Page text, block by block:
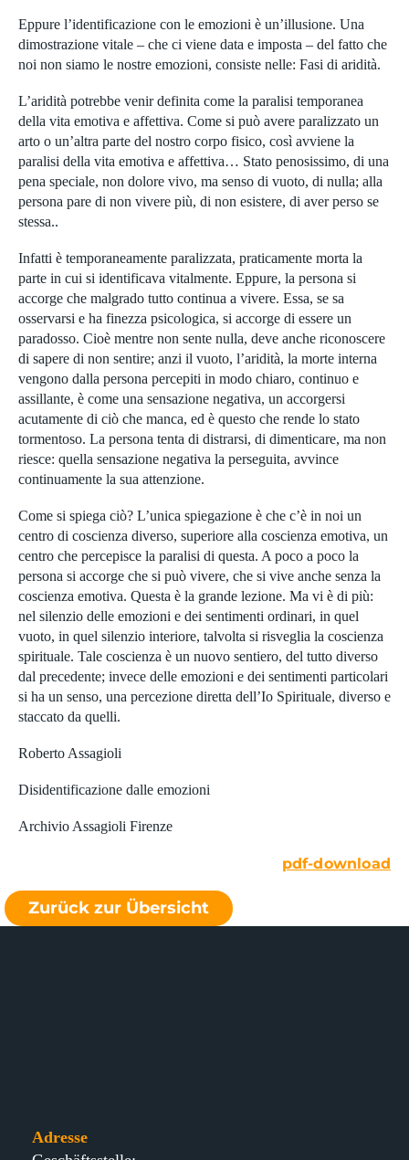
Eppure l’identificazione con le emozioni è un’illusione. Una
dimostrazione vitale – che ci viene data e imposta – del fatto che
noi non siamo le nostre emozioni, consiste nelle: Fasi di aridità.
L’aridità potrebbe venir definita come la paralisi temporanea
della vita emotiva e affettiva. Come si può avere paralizzato un
arto o un’altra parte del nostro corpo fisico, così avviene la
paralisi della vita emotiva e affettiva… Stato penosissimo, di una
pena speciale, non dolore vivo, ma senso di vuoto, di nulla; alla
persona pare di non vivere più, di non esistere, di aver perso se
stessa..
Infatti è temporaneamente paralizzata, praticamente morta la
parte in cui si identificava vitalmente. Eppure, la persona si
accorge che malgrado tutto continua a vivere. Essa, se sa
osservarsi e ha finezza psicologica, si accorge di essere un
paradosso. Cioè mentre non sente nulla, deve anche riconoscere
di sapere di non sentire; anzi il vuoto, l’aridità, la morte interna
vengono dalla persona percepiti in modo chiaro, continuo e
assillante, è come una sensazione negativa, un accorgersi
acutamente di ciò che manca, ed è questo che rende lo stato
tormentoso. La persona tenta di distrarsi, di dimenticare, ma non
riesce: quella sensazione negativa la perseguita, avvince
continuamente la sua attenzione.
Come si spiega ciò? L’unica spiegazione è che c’è in noi un
centro di coscienza diverso, superiore alla coscienza emotiva, un
centro che percepisce la paralisi di questa. A poco a poco la
persona si accorge che si può vivere, che si vive anche senza la
coscienza emotiva. Questa è la grande lezione. Ma vi è di più:
nel silenzio delle emozioni e dei sentimenti ordinari, in quel
vuoto, in quel silenzio interiore, talvolta si risveglia la coscienza
spirituale. Tale coscienza è un nuovo sentiero, del tutto diverso
dal precedente; invece delle emozioni e dei sentimenti particolari
si ha un senso, una percezione diretta dell’Io Spirituale, diverso e
staccato da quelli.
Roberto Assagioli
Disidentificazione dalle emozioni
Archivio Assagioli Firenze
pdf-download
Zurück zur Übersicht
Adresse